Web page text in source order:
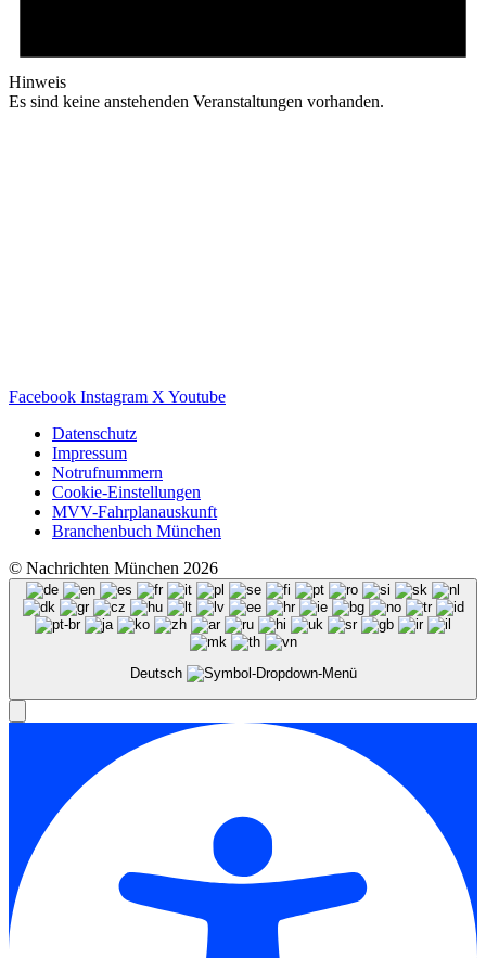
Hinweis
Es sind keine anstehenden Veranstaltungen vorhanden.
Facebook Instagram X Youtube
Datenschutz
Impressum
Notrufnummern
Cookie-Einstellungen
MVV-Fahrplanauskunft
Branchenbuch München
© Nachrichten München 2026
Deutsch